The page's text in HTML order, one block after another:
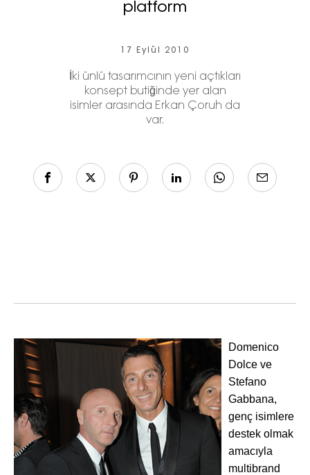
platform
17 Eylül 2010
İki ünlü tasarımcının yeni açtıkları
konsept butiğinde yer alan
isimler arasında Erkan Çoruh da
var.
Domenico
Dolce ve
Stefano
Gabbana,
genç isimlere
destek olmak
amacıyla
multibrand